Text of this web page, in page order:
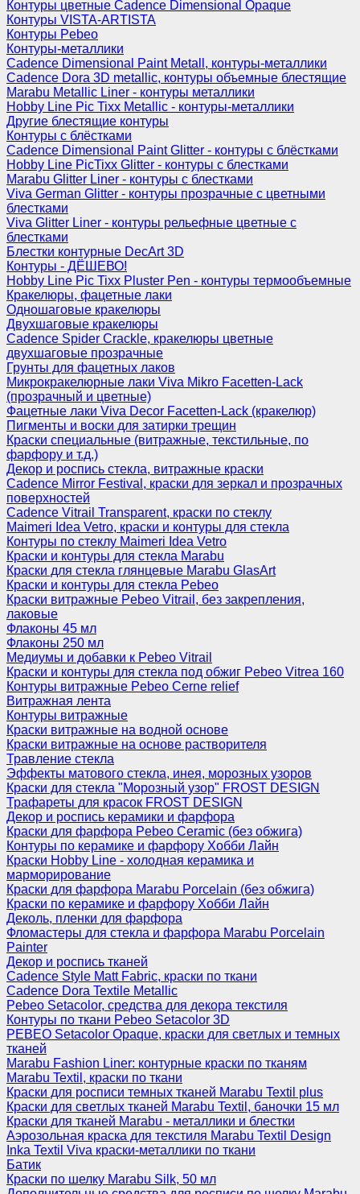
Контуры цветные Cadence Dimensional Opaque
Контуры VISTA-ARTISTA
Контуры Pebeo
Контуры-металлики
Cadence Dimensional Paint Metall, контуры-металлики
Cadence Dora 3D metallic, контуры объемные блестящие
Marabu Metallic Liner - контуры металлики
Hobby Line Pic Tixx Metallic - контуры-металлики
Другие блестящие контуры
Контуры с блёстками
Cadence Dimensional Paint Glitter - контуры с блёстками
Hobby Line PicTixx Glitter - контуры с блестками
Marabu Glitter Liner - контуры с блестками
Viva German Glitter - контуры прозрачные с цветными
блестками
Viva Glitter Liner - контуры рельефные цветные с
блестками
Блестки контурные DecArt 3D
Контуры - ДЁШЕВО!
Hobby Line Pic Tixx Pluster Pen - контуры термообъемные
Кракелюры, фацетные лаки
Одношаговые кракелюры
Двухшаговые кракелюры
Cadence Spider Crackle, кракелюры цветные
двухшаговые прозрачные
Грунты для фацетных лаков
Микрокракелюрные лаки Viva Mikro Facetten-Lack
(прозрачный и цветные)
Фацетные лаки Viva Decor Facetten-Lack (кракелюр)
Пигменты и воски для затирки трещин
Краски специальные (витражные, текстильные, по
фарфору и т.д.)
Декор и роспись стекла, витражные краски
Cadence Mirror Festival, краски для зеркал и прозрачных
поверхностей
Cadence Vitrail Transparent, краски по стеклу
Maimeri Idea Vetro, краски и контуры для стекла
Контуры по стеклу Maimeri Idea Vetro
Краски и контуры для стекла Marabu
Краски для стекла глянцевые Marabu GlasArt
Краски и контуры для стекла Pebeo
Краски витражные Pebeo Vitrail, без закрепления,
лаковые
Флаконы 45 мл
Флаконы 250 мл
Медиумы и добавки к Pebeo Vitrail
Краски и контуры для стекла под обжиг Pebeo Vitrea 160
Контуры витражные Pebeo Cerne relief
Витражная лента
Контуры витражные
Краски витражные на водной основе
Краски витражные на основе растворителя
Травление стекла
Эффекты матового стекла, инея, морозных узоров
Краски для стекла "Морозный узор" FROST DESIGN
Трафареты для красок FROST DESIGN
Декор и роспись керамики и фарфора
Краски для фарфора Pebeo Ceramic (без обжига)
Контуры по керамике и фарфору Хобби Лайн
Краски Hobby Line - холодная керамика и
марморирование
Краски для фарфора Marabu Porcelain (без обжига)
Краски по керамике и фарфору Хобби Лайн
Деколь, пленки для фарфора
Фломастеры для стекла и фарфора Marabu Porcelain
Painter
Декор и роспись тканей
Cadence Style Matt Fabric, краски по ткани
Cadence Dora Textile Metallic
Pebeo Setacolor, средства для декора текстиля
Контуры по ткани Pebeo Setacolor 3D
PEBEO Setacolor Opaque, краски для светлых и темных
тканей
Marabu Fashion Liner: контурные краски по тканям
Marabu Textil, краски по ткани
Краски для росписи темных тканей Marabu Textil plus
Краски для светлых тканей Marabu Textil, баночки 15 мл
Краски для тканей Marabu - металлики и блестки
Аэрозольная краска для текстиля Marabu Textil Design
Inka Textil Viva краски-металлики по ткани
Батик
Краски по шелку Marabu Silk, 50 мл